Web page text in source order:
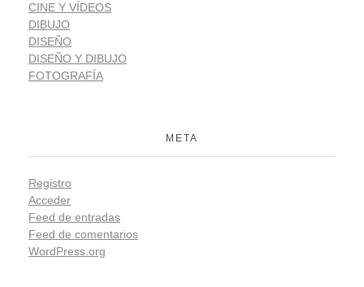
CINE Y VÍDEOS
DIBUJO
DISEÑO
DISEÑO Y DIBUJO
FOTOGRAFÍA
META
Registro
Acceder
Feed de entradas
Feed de comentarios
WordPress.org